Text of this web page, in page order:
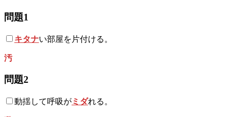
問題1
キタナい部屋を片付ける。
汚
問題2
動揺して呼吸がミダれる。